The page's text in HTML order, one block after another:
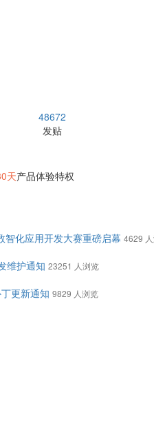
48672
发贴
天产品体验特权
智化应用开发大赛重磅启幕 4629
维护通知 23251 人浏览
更新通知 9829 人浏览